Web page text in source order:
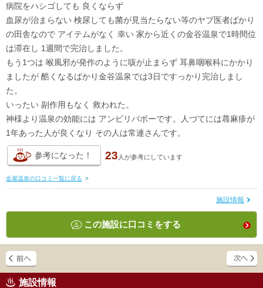
病院をハシゴしても 良くならず
血尿が治まらない 検尿しても菌が見当たらない等のヤブ医者ばかり
の田舎なので アイテムがなく 幸い 家から近くの金谷温泉で1時間位
は滞在し 1週間で完治しました。
もう1つは 喉風邪が発作のように咳が止まらず 耳鼻咽喉科にかかり
ましたが 酷くなるばかり金谷温泉では3日ですっかり完治しまし
た。
いったい 副作用もなく 救われた。
神様より温泉の効能には アンビリバボーです。人づてには蕁麻疹が
1年あった人が良くなり その人は常連さんです。
参考になった！ 23 人が参考にしています
金屋温泉の口コミ一覧に戻る >
施設情報
この施設に口コミをする
施設情報